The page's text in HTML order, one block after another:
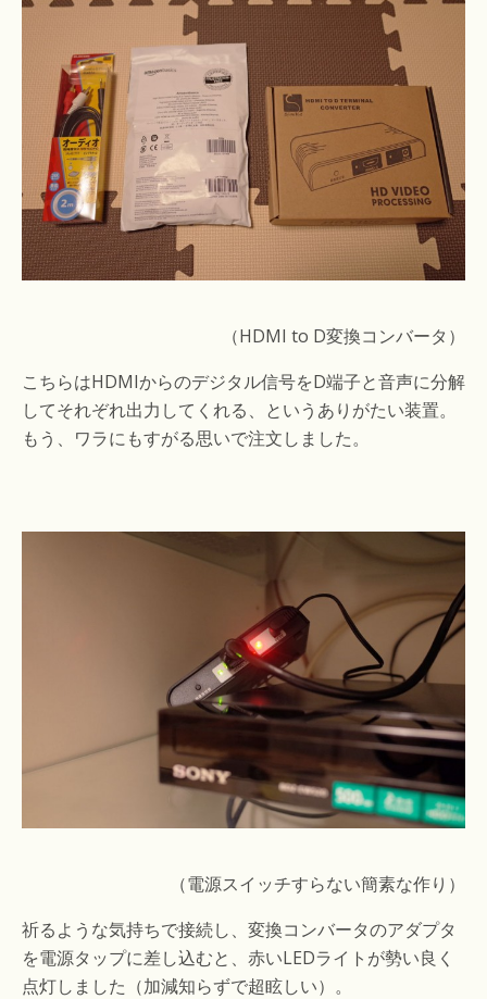
（HDMI to D変換コンバータ）
こちらはHDMIからのデジタル信号をD端子と音声に分解
してそれぞれ出力してくれる、というありがたい装置。
もう、ワラにもすがる思いで注文しました。
（電源スイッチすらない簡素な作り）
祈るような気持ちで接続し、変換コンバータのアダプタ
を電源タップに差し込むと、赤いLEDライトが勢い良く
点灯しました（加減知らずで超眩しい）。